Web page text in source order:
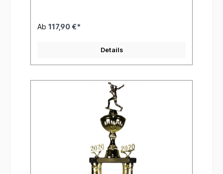
Ab 117,90 €*
Details